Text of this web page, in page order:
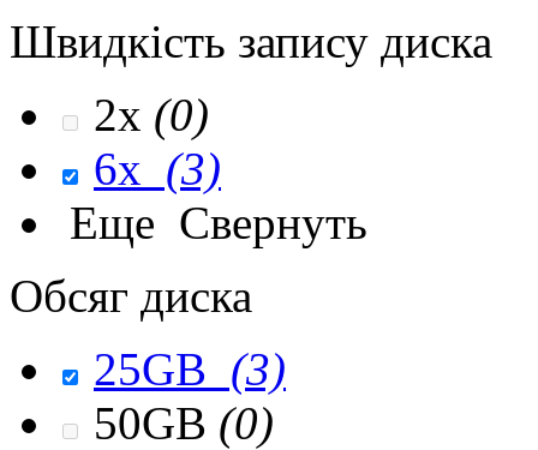
Швидкість запису диска
2x (0)
6x (3)
Еще Свернуть
Обсяг диска
25GB (3)
50GB (0)